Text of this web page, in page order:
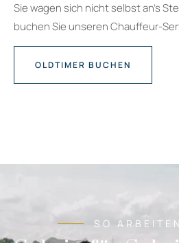
Sie wagen sich nicht selbst an’s
buchen Sie unseren Chauffeur-
OLDTIMER BUCHEN
SO